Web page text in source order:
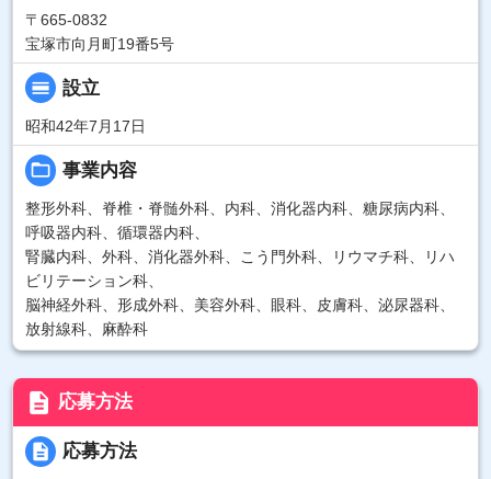
〒665-0832
宝塚市向月町19番5号
calendar_view_day 設立
昭和42年7月17日
folder_open 事業内容
整形外科、脊椎・脊髄外科、内科、消化器内科、糖尿病内科、
呼吸器内科、循環器内科、
腎臓内科、外科、消化器外科、こう門外科、リウマチ科、リハ
ビリテーション科、
脳神経外科、形成外科、美容外科、眼科、皮膚科、泌尿器科、
放射線科、麻酔科
description 応募方法
description 応募方法